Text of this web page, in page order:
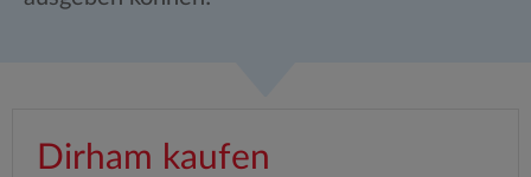
Dirham kaufen